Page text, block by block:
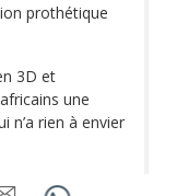
prothétique
3D et
une
n’a rien à envier